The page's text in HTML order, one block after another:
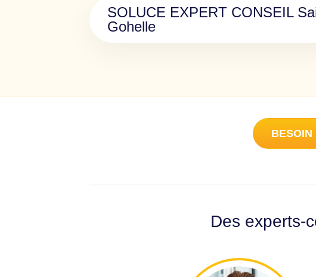
SOLUCE EXPERT CONSEIL
Gohelle
BESOIN
Des experts-